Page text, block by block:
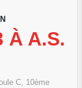
À A.S.
C, 10ème